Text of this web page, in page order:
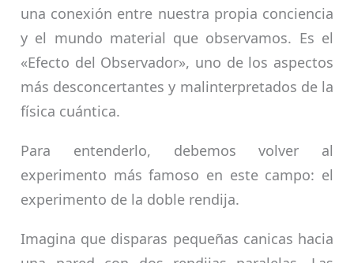
una conexión entre nuestra propia conciencia
y el mundo material que observamos. Es el
«Efecto del Observador», uno de los aspectos
más desconcertantes y malinterpretados de la
física cuántica.
Para entenderlo, debemos volver al
experimento más famoso en este campo: el
experimento de la doble rendija.
Imagina que disparas pequeñas canicas hacia